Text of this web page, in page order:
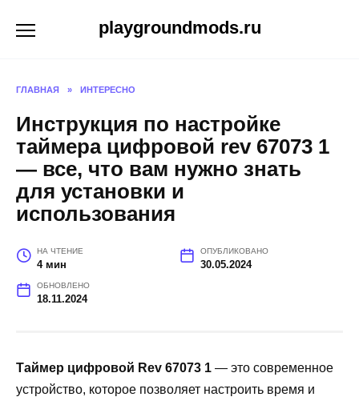
playgroundmods.ru
ГЛАВНАЯ » ИНТЕРЕСНО
Инструкция по настройке
таймера цифровой rev 67073 1
— все, что вам нужно знать
для установки и
использования
НА ЧТЕНИЕ
4 мин
ОПУБЛИКОВАНО
30.05.2024
ОБНОВЛЕНО
18.11.2024
Таймер цифровой Rev 67073 1 — это современное
устройство, которое позволяет настроить время и